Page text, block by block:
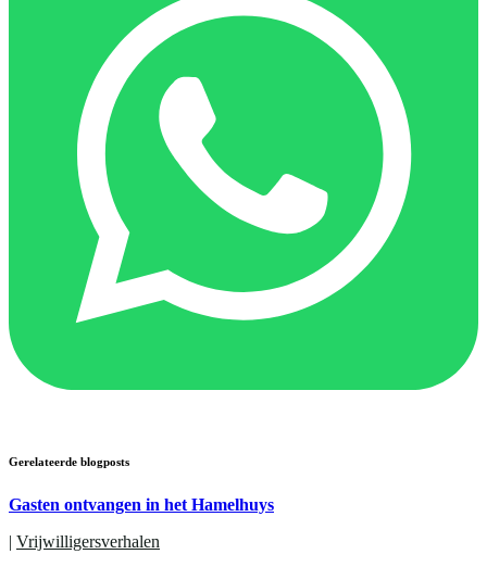
Gerelateerde blogposts
Gasten ontvangen in het Hamelhuys
| Vrijwilligersverhalen